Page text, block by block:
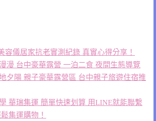
容儀居家抗老實測紀錄 真實心得分享！
漫 台中豪華露營 一泊二食 夜間生態導覽
夕陽 親子豪華露營區 台中親子旅遊住宿推
華瑞集運 簡單快速划算 用LINE就能聯繫
集運購物！